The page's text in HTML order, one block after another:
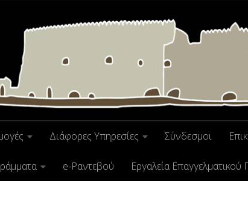
Διάφορες Υπηρεσίες Σύνδεσμοι
e-Ραντεβού Εργαλεία